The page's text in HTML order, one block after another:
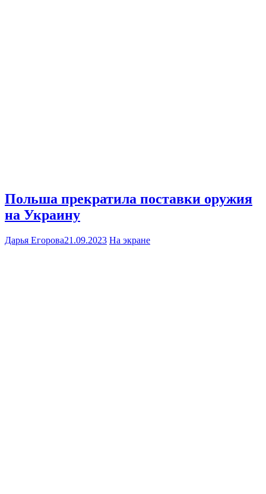
Польша прекратила поставки оружия
на Украину
Дарья Егорова21.09.2023 На экране